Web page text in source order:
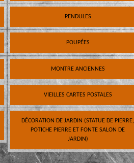
PENDULES
POUPÉES
MONTRE ANCIENNES
VIEILLES CARTES POSTALES
DÉCORATION DE JARDIN (STATUE DE PIERRE,
POTICHE PIERRE ET FONTE SALON DE
JARDIN)